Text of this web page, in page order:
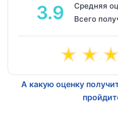
3.9
Средняя
Всего
А какую оценку